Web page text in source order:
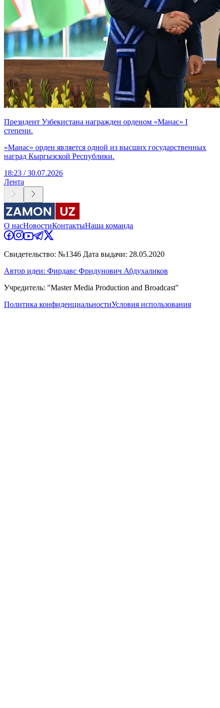
Президент Узбекистана награжден орденом «Манас» I
степени.
«Манас» орден является одной из высших государственных
наград Кыргызской Республики.
18:23 / 30.07.2026
Лента
О насНовостиКонтактыНаша команда
Свидетельство: №1346 Дата выдачи: 28.05.2020
Автор идеи: Фирдавс Фридунович Абдухаликов
Учредитель: "Master Media Production and Broadcast"
Политика конфиденциальностиУсловия использования